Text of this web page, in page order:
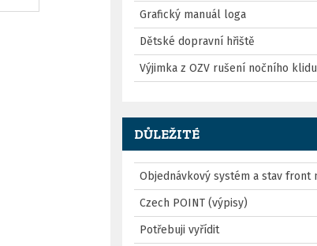
Grafický manuál loga
Dětské dopravní hřiště
Výjimka z OZV rušení nočního klidu
DŮLEŽITÉ
Objednávkový systém a stav front
Czech POINT (výpisy)
Potřebuji vyřídit